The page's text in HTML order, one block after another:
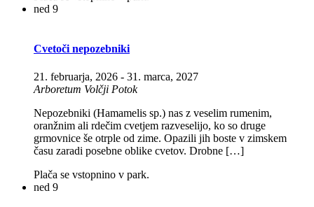
ned 9
Cvetoči nepozebniki
21. februarja, 2026 - 31. marca, 2027
Arboretum Volčji Potok
Nepozebniki (Hamamelis sp.) nas z veselim rumenim,
oranžnim ali rdečim cvetjem razveselijo, ko so druge
grmovnice še otrple od zime. Opazili jih boste v zimskem
času zaradi posebne oblike cvetov. Drobne […]
Plača se vstopnino v park.
ned 9